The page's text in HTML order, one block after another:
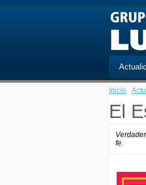
Inicio ·
El
fe.